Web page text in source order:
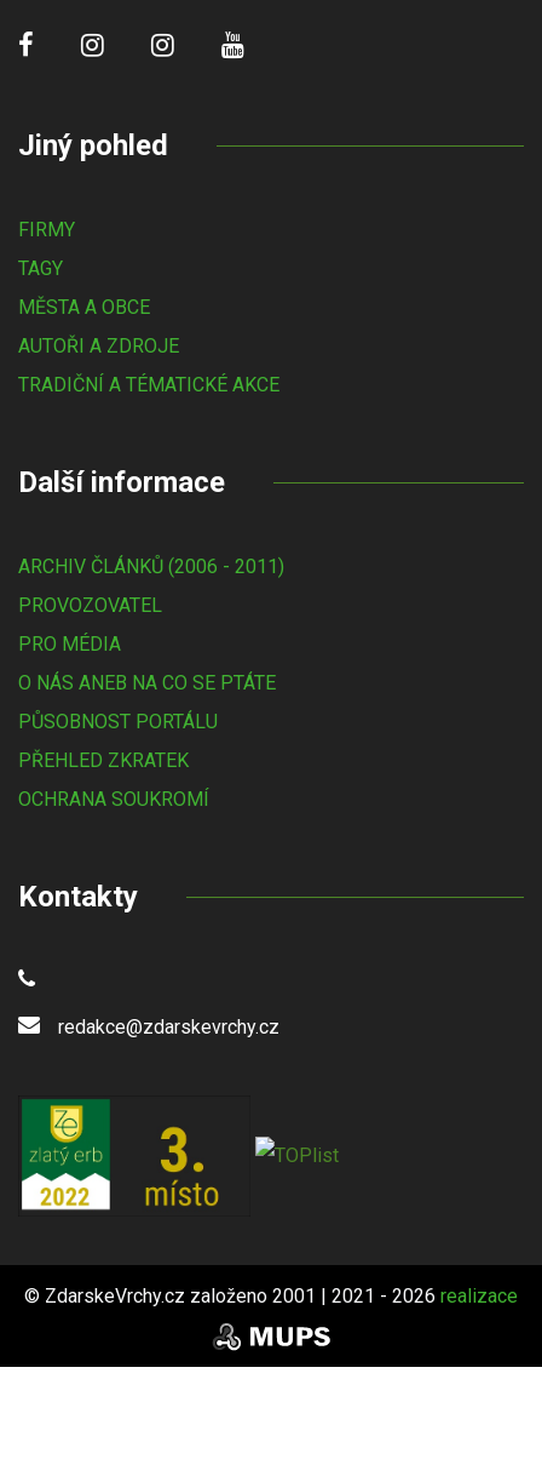
Jiný pohled
FIRMY
TAGY
MĚSTA A OBCE
AUTOŘI A ZDROJE
TRADIČNÍ A TÉMATICKÉ AKCE
Další informace
ARCHIV ČLÁNKŮ (2006 - 2011)
PROVOZOVATEL
PRO MÉDIA
O NÁS ANEB NA CO SE PTÁTE
PŮSOBNOST PORTÁLU
PŘEHLED ZKRATEK
OCHRANA SOUKROMÍ
Kontakty
redakce@zdarskevrchy.cz
© ZdarskeVrchy.cz založeno 2001 | 2021 - 2026 realizace